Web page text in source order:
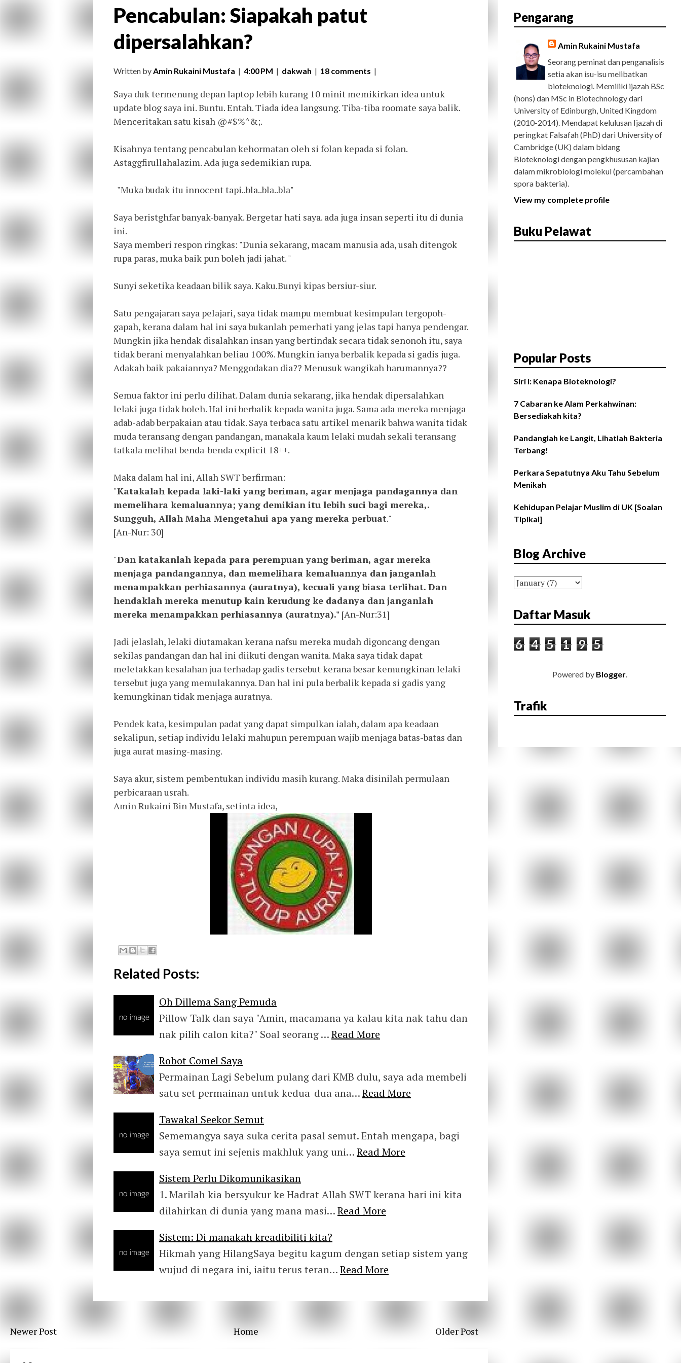
T
T
E
R
L
E
L
U
S
A
G
A
B
R
S
Pencabulan: Siapakah patut
dipersalahkan?
Written byAmin Rukaini Mustafa | 4:00 PM | dakwah | 18 comments |
Saya duk termenung depan laptop lebih kurang 10 minit memikirkan idea untuk
update blog saya ini. Buntu. Entah. Tiada idea langsung. Tiba-tiba roomate saya balik.
Menceritakan satu kisah @#$%^&;.
Kisahnya tentang pencabulan kehormatan oleh si folan kepada si folan.
Astaggfirullahalazim. Ada juga sedemikian rupa.
"Muka budak itu innocent tapi..bla..bla..bla"
Saya beristghfar banyak-banyak. Bergetar hati saya. ada juga insan seperti itu di dunia
ini.
Saya memberi respon ringkas: "Dunia sekarang, macam manusia ada, usah ditengok
rupa paras, muka baik pun boleh jadi jahat. "
Sunyi seketika keadaan bilik saya. Kaku.Bunyi kipas bersiur-siur.
Satu pengajaran saya pelajari, saya tidak mampu membuat kesimpulan tergopoh-
gapah, kerana dalam hal ini saya bukanlah pemerhati yang jelas tapi hanya pendengar.
Mungkin jika hendak disalahkan insan yang bertindak secara tidak senonoh itu, saya
tidak berani menyalahkan beliau 100%. Mungkin ianya berbalik kepada si gadis juga.
Adakah baik pakaiannya? Menggodakan dia?? Menusuk wangikah harumannya??
Semua faktor ini perlu dilihat. Dalam dunia sekarang, jika hendak dipersalahkan
lelaki juga tidak boleh. Hal ini berbalik kepada wanita juga. Sama ada mereka menjaga
adab-adab berpakaian atau tidak. Saya terbaca satu artikel menarik bahwa wanita tidak
muda teransang dengan pandangan, manakala kaum lelaki mudah sekali teransang
tatkala melihat benda-benda explicit 18++.
Maka dalam hal ini, Allah SWT berfirman:
"Katakalah kepada laki-laki yang beriman, agar menjaga pandagannya dan
memelihara kemaluannya; yang demikian itu lebih suci bagi mereka,.
Sungguh, Allah Maha Mengetahui apa yang mereka perbuat."
[An-Nur: 30]
"Dan katakanlah kepada para perempuan yang beriman, agar mereka
menjaga pandangannya, dan memelihara kemaluannya dan janganlah
menampakkan perhiasannya (auratnya), kecuali yang biasa terlihat. Dan
hendaklah mereka menutup kain kerudung ke dadanya dan janganlah
mereka menampakkan perhiasannya (auratnya)." [An-Nur:31]
Jadi jelaslah, lelaki diutamakan kerana nafsu mereka mudah digoncang dengan
sekilas pandangan dan hal ini diikuti dengan wanita. Maka saya tidak dapat
meletakkan kesalahan jua terhadap gadis tersebut kerana besar kemungkinan lelaki
tersebut juga yang memulakannya. Dan hal ini pula berbalik kepada si gadis yang
kemungkinan tidak menjaga auratnya.
Pendek kata, kesimpulan padat yang dapat simpulkan ialah, dalam apa keadaan
sekalipun, setiap individu lelaki mahupun perempuan wajib menjaga batas-batas dan
juga aurat masing-masing.
Saya akur, sistem pembentukan individu masih kurang. Maka disinilah permulaan
perbicaraan usrah.
Amin Rukaini Bin Mustafa, setinta idea,
Related Posts:
Oh Dillema Sang Pemuda
Pillow Talk dan saya "Amin, macamana ya kalau kita nak tahu dan
nak pilih calon kita?" Soal seorang …Read More
Robot Comel Saya
Permainan Lagi Sebelum pulang dari KMB dulu, saya ada membeli
satu set permainan untuk kedua-dua ana…Read More
Tawakal Seekor Semut
Sememangya saya suka cerita pasal semut. Entah mengapa, bagi
saya semut ini sejenis makhluk yang uni…Read More
Sistem Perlu Dikomunikasikan
1. Marilah kia bersyukur ke Hadrat Allah SWT kerana hari ini kita
dilahirkan di dunia yang mana masi…Read More
Sistem: Di manakah kreadibiliti kita?
Hikmah yang HilangSaya begitu kagum dengan setiap sistem yang
wujud di negara ini, iaitu terus teran…Read More
Newer Post Older Post
Home
Pengarang
Amin Rukaini Mustafa
Seorang peminat dan penganalisis
setia akan isu-isu melibatkan
bioteknologi. Memiliki ijazah BSc
(hons) dan MSc in Biotechnology dari
University of Edinburgh, United Kingdom
(2010-2014). Mendapat kelulusan Ijazah di
peringkat Falsafah (PhD) dari University of
Cambridge (UK) dalam bidang
Bioteknologi dengan pengkhususan kajian
dalam mikrobiologi molekul (percambahan
spora bakteria).
View my complete profile
Buku Pelawat
Popular Posts
Siri I: Kenapa Bioteknologi?
7 Cabaran ke Alam Perkahwinan:
Bersediakah kita?
Pandanglah ke Langit, Lihatlah Bakteria
Terbang!
Perkara Sepatutnya Aku Tahu Sebelum
Menikah
Kehidupan Pelajar Muslim di UK [Soalan
Tipikal]
Blog Archive
Daftar Masuk
6 4 5 1 9 5
Powered by Blogger.
Trafik